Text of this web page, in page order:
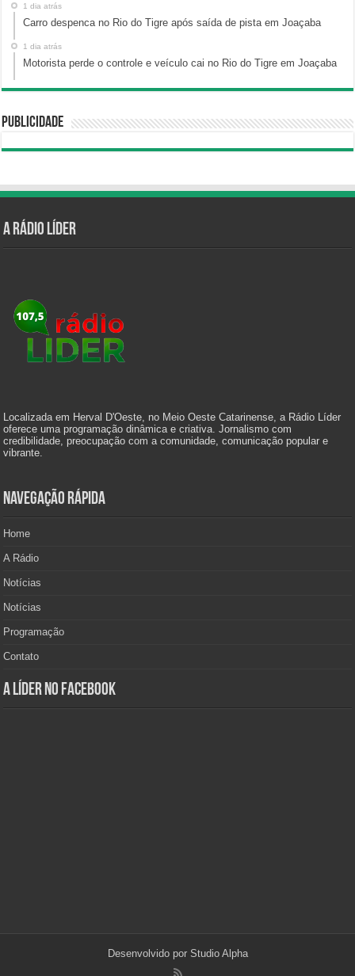
1 dia atrás
Carro despenca no Rio do Tigre após saída de pista em Joaçaba
1 dia atrás
Motorista perde o controle e veículo cai no Rio do Tigre em Joaçaba
Publicidade
A Rádio Líder
Localizada em Herval D'Oeste, no Meio Oeste Catarinense, a Rádio Líder
oferece uma programação dinâmica e criativa. Jornalismo com
credibilidade, preocupação com a comunidade, comunicação popular e
vibrante.
Navegação Rápida
Home
A Rádio
Notícias
Notícias
Programação
Contato
A Líder no Facebook
Desenvolvido por Studio Alpha